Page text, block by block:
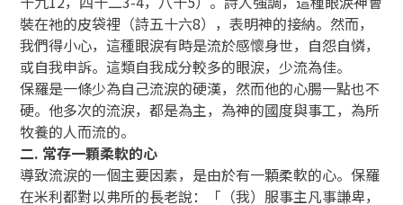
裝在祂的皮袋裡（詩五十六8），表明神的接納。然而，
我們得小心，這種眼淚有時是流於感懷身世，自怨自憐，
或自我申訴。這類自我成分較多的眼淚，少流為佳。
保羅是一條少為自己流淚的硬漢，然而他的心腸一點也不
硬。他多次的流淚，都是為主，為神的國度與事工，為所
牧養的人而流的。
二. 常存一顆柔軟的心
導致流淚的一個主要因素，是由於有一顆柔軟的心。保羅
在米利都對以弗所的長老說：「（我）服事主凡事謙卑，